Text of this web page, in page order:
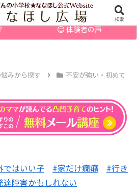
にくい子のお悩みを解決
体験者の声
みから探す
不安が強い・初めて
ではいい子 #家だけ癇癪
#行き
達障害かもしれない
検索